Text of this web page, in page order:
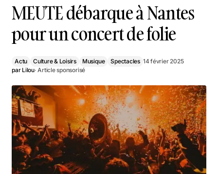
MEUTE débarque à Nantes
pour un concert de folie
Actu Culture & Loisirs Musique Spectacles 14 février 2025
par Lilou· Article sponsorisé